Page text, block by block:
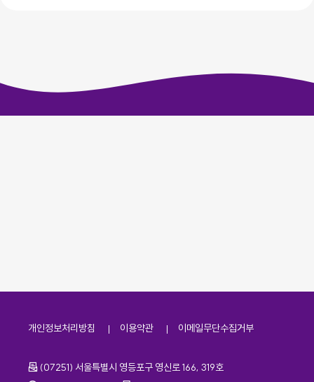
개인정보처리방침 이용약관 이메일무단수집거부
주소
(07251) 서울특별시 영등포구 영신로 166, 319호